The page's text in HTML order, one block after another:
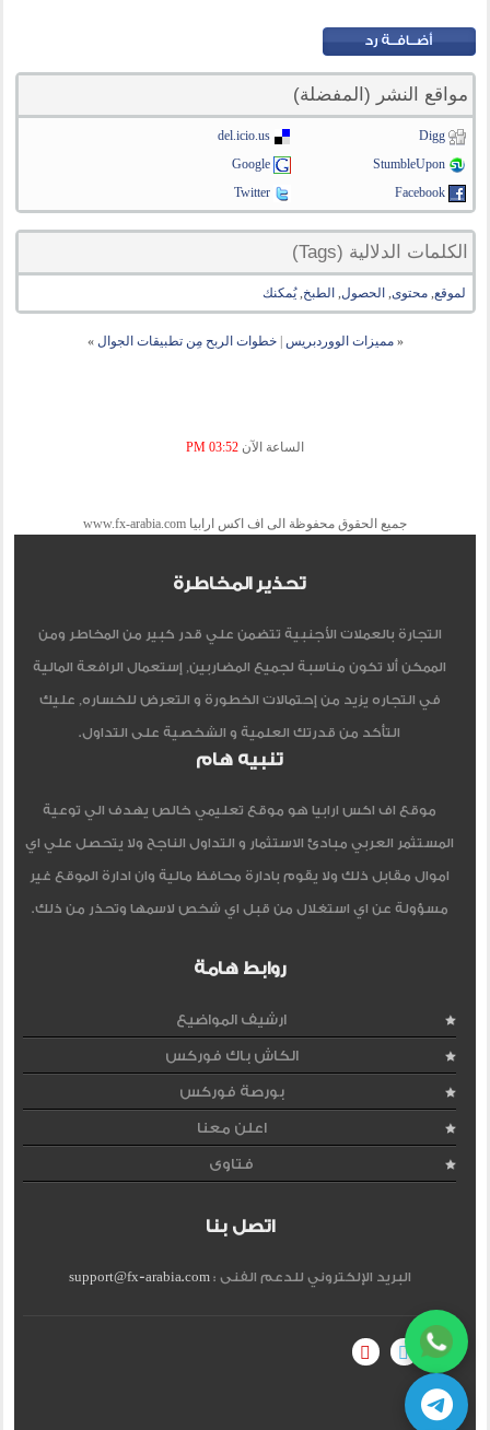
مواقع النشر (المفضلة)
Digg
del.icio.us
StumbleUpon
Google
Facebook
Twitter
الكلمات الدلالية (Tags)
لموقع,محتوى, الحصول, الطبخ,يُمكنك
« مميزات الووردبريس |خطوات الربح مِن تطبيقات الجوال »
الساعة الآن 03:52 PM
جميع الحقوق محفوظة الى اف اكس ارابيا www.fx-arabia.com
تحذير المخاطرة
التجارة بالعملات الأجنبية تتضمن علي قدر كبير من المخاطر ومن
الممكن ألا تكون مناسبة لجميع المضاربين, إستعمال الرافعة المالية
في التجاره يزيد من إحتمالات الخطورة و التعرض للخساره, عليك
التأكد من قدرتك العلمية و الشخصية على التداول.
تنبيه هام
موقع اف اكس ارابيا هو موقع تعليمي خالص يهدف الي توعية
المستثمر العربي مبادئ الاستثمار و التداول الناجح ولا يتحصل علي اي
اموال مقابل ذلك ولا يقوم بادارة محافظ مالية وان ادارة الموقع غير
مسؤولة عن اي استغلال من قبل اي شخص لاسمها وتحذر من ذلك.
روابط هامة
ارشيف المواضيع
الكاش باك فوركس
بورصة فوركس
اعلن معنا
فتاوى
اتصل بنا
البريد الإلكتروني للدعم الفنى :support@fx-arabia.com